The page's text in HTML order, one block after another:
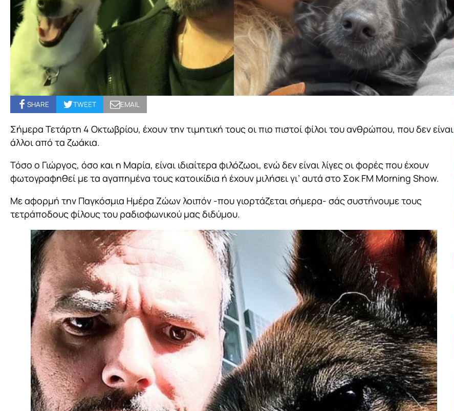
SHARE TWEET EMAIL
Σήμερα Τετάρτη 4 Οκτωβρίου, έχουν την τιμητική τους οι πιο πιστοί φίλοι του ανθρώπου, που δεν είναι
άλλοι από τα ζωάκια.
Τόσο ο Γιώργος, όσο και η Μαρία, είναι ιδιαίτερα φιλόζωοι, ενώ δεν είναι λίγες οι φορές που έχουν
φωτογραφηθεί με τα αγαπημένα τους κατοικίδια ή έχουν μιλήσει γι’ αυτά στο Σοκ FM Morning Show.
Με αφορμή την Παγκόσμια Ημέρα Ζώων λοιπόν -που γιορτάζεται σήμερα- σάς συστήνουμε τους
τετράποδους φίλους του ραδιοφωνικού μας διδύμου.